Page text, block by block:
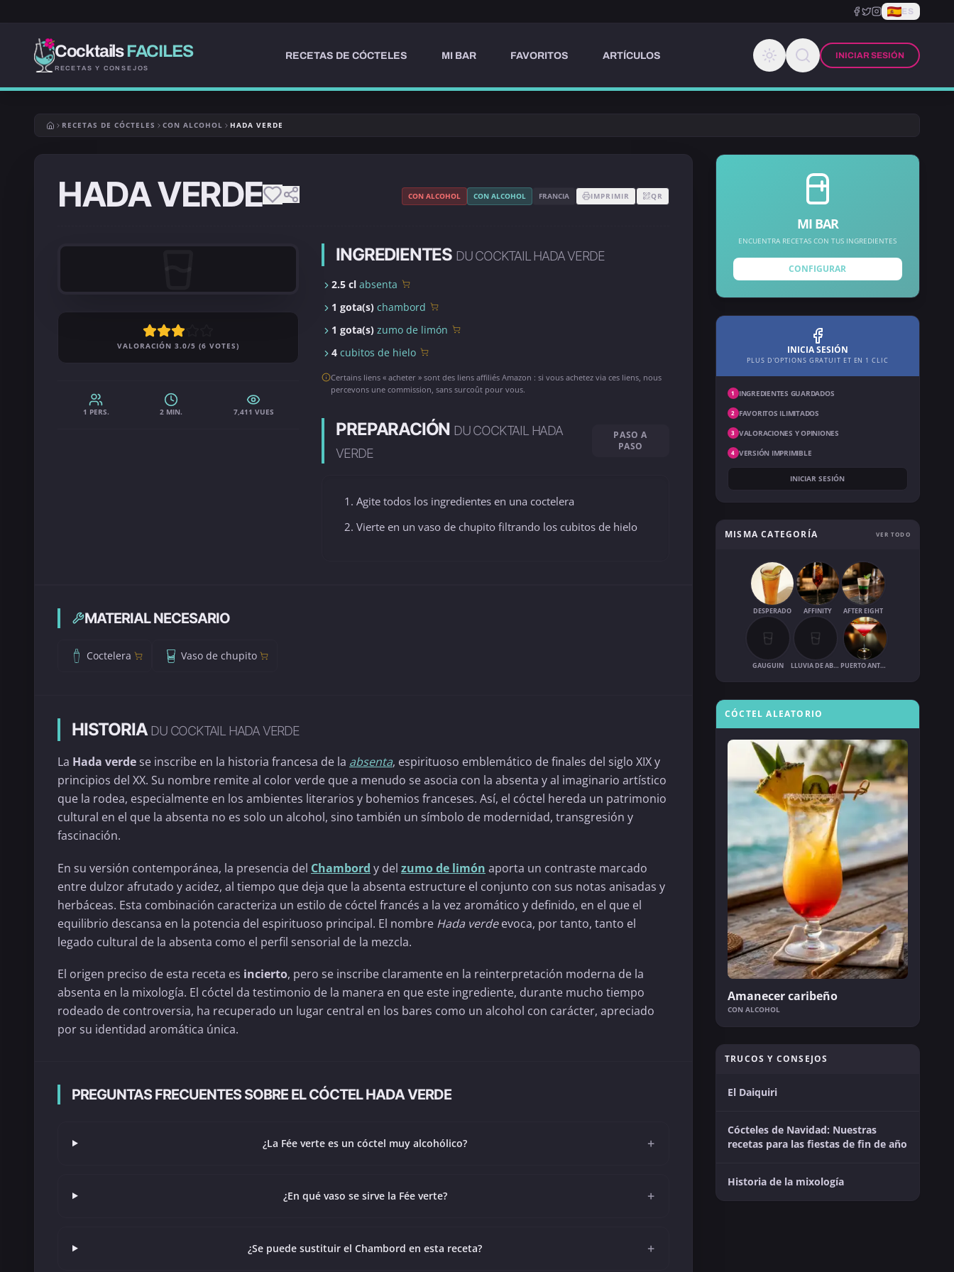
ES
CocktailsFACILES
RECETAS Y CONSEJOS
RECETAS DE CÓCTELES MI BAR FAVORITOS ARTÍCULOS INICIAR SESIÓN
RECETAS DE CÓCTELES CON ALCOHOL HADA VERDE
HADA VERDE CON ALCOHOL CON ALCOHOL FRANCIA IMPRIMIR QR
VALORACIÓN 3.0/5 (6 VOTES)
1 PERS. 2 MIN. 7,411 VUES
INGREDIENTES DU COCKTAIL HADA VERDE
2.5 clabsenta
1 gota(s)chambord
1 gota(s)zumo de limón
4cubitos de hielo
Certains liens « acheter » sont des liens affiliés Amazon : si vous achetez via ces liens, nous
percevons une commission, sans surcoût pour vous.
PREPARACIÓN DU COCKTAIL HADA
VERDE
PASO A
PASO
Agite todos los ingredientes en una coctelera
Vierte en un vaso de chupito filtrando los cubitos de hielo
MATERIAL NECESARIO
Coctelera Vaso de chupito
HISTORIADU COCKTAIL HADA VERDE
La Hada verde se inscribe en la historia francesa de la absenta, espirituoso emblemático de finales del siglo XIX y
principios del XX. Su nombre remite al color verde que a menudo se asocia con la absenta y al imaginario artístico
que la rodea, especialmente en los ambientes literarios y bohemios franceses. Así, el cóctel hereda un patrimonio
cultural en el que la absenta no es solo un alcohol, sino también un símbolo de modernidad, transgresión y
fascinación.
En su versión contemporánea, la presencia del Chambord y del zumo de limón aporta un contraste marcado
entre dulzor afrutado y acidez, al tiempo que deja que la absenta estructure el conjunto con sus notas anisadas y
herbáceas. Esta combinación caracteriza un estilo de cóctel francés a la vez aromático y definido, en el que el
equilibrio descansa en la potencia del espirituoso principal. El nombre Hada verdeevoca, por tanto, tanto el
legado cultural de la absenta como el perfil sensorial de la mezcla.
El origen preciso de esta receta es incierto, pero se inscribe claramente en la reinterpretación moderna de la
absenta en la mixología. El cóctel da testimonio de la manera en que este ingrediente, durante mucho tiempo
rodeado de controversia, ha recuperado un lugar central en los bares como un alcohol con carácter, apreciado
por su identidad aromática única.
PREGUNTAS FRECUENTES SOBRE EL CÓCTEL HADA VERDE
¿La Fée verte es un cóctel muy alcohólico? +
¿En qué vaso se sirve la Fée verte? +
¿Se puede sustituir el Chambord en esta receta? +
MI BAR
ENCUENTRA RECETAS CON TUS INGREDIENTES
CONFIGURAR
INICIA SESIÓN
PLUS D'OPTIONS GRATUIT ET EN 1 CLIC
1 INGREDIENTES GUARDADOS
2 FAVORITOS ILIMITADOS
3 VALORACIONES Y OPINIONES
4 VERSIÓN IMPRIMIBLE
INICIAR SESIÓN
MISMA CATEGORÍA VER TODO
DESPERADO AFFINITY AFTER EIGHT
GAUGUIN LLUVIA DE ABRIL PUERTO ANTONIO
CÓCTEL ALEATORIO
Amanecer caribeño
CON ALCOHOL
TRUCOS Y CONSEJOS
El Daiquiri
Cócteles de Navidad: Nuestras
recetas para las fiestas de fin de año
Historia de la mixología